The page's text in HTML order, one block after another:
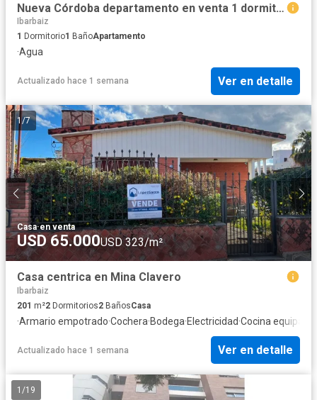
Nueva Córdoba departamento en venta 1 dormitorio a 150 ms de C Uni
Ibarbaiz
1 Dormitorio1 BañoApartamento
·Agua
Actualizado hace 1 semana Ver en detalle
1 /7
Casa·en venta
USD 65.000USD 323/m²
Casa centrica en Mina Clavero
Ibarbaiz
201 m²2 Dormitorios2 BañosCasa
·Armario empotrado·Cochera·Bodega·Electricidad·Cocina equipada
Actualizado hace 1 semana Ver en detalle
1 /19